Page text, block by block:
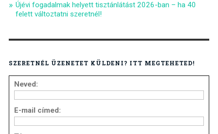
Újévi fogadalmak helyett tisztánlátást 2026-ban – ha 40
felett változtatni szeretnél!
SZERETNÉL ÜZENETET KÜLDENI? ITT MEGTEHETED!
Neved:
E-mail címed: